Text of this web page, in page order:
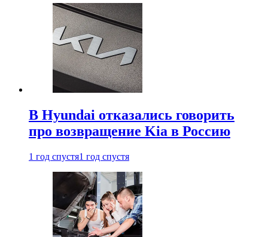
В Hyundai отказались говорить
про возвращение Kia в Россию
1 год спустя1 год спустя